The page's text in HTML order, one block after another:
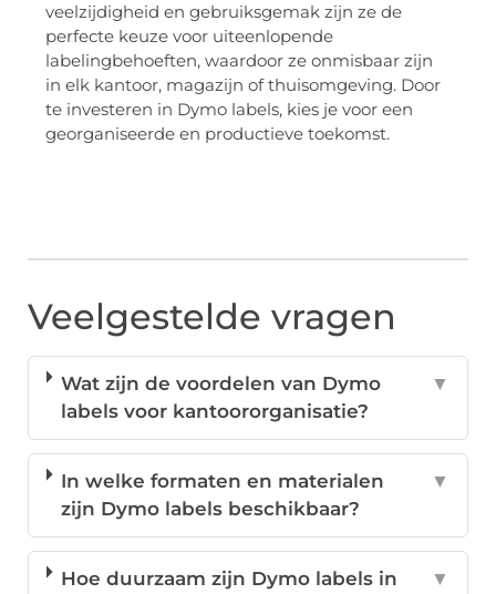
veelzijdigheid en gebruiksgemak zijn ze de
perfecte keuze voor uiteenlopende
labelingbehoeften, waardoor ze onmisbaar zijn
in elk kantoor, magazijn of thuisomgeving. Door
te investeren in Dymo labels, kies je voor een
georganiseerde en productieve toekomst.
Veelgestelde vragen
Wat zijn de voordelen van Dymo
labels voor kantoororganisatie?
▼
In welke formaten en materialen
zijn Dymo labels beschikbaar?
▼
Hoe duurzaam zijn Dymo labels in
▼